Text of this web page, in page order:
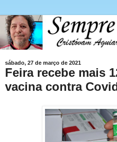
sábado, 27 de março de 2021
Feira recebe mais
vacina contra